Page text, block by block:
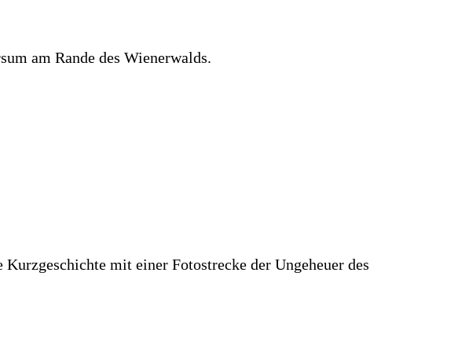
am Rande des Wienerwalds.
mit einer Fotostrecke der Ungeheuer des